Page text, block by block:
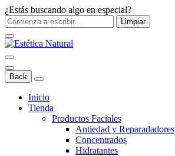
¿Estás buscando algo en especial?
Limpiar
Back
Inicio
Tienda
Productos Faciales
Antiedad y Reparadadores
Concentrados
Hidratantes